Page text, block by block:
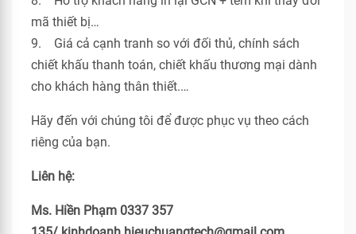
mã thiết bị…
9. Giá cả cạnh tranh so với đối thủ, chính sách
chiết khấu thanh toán, chiết khấu thương mại dành
cho khách hàng thân thiết.…
Hãy đến với chúng tôi để được phục vụ theo cách
riêng của bạn.
Liên hệ:
Ms. Hiền Phạm 0337 357